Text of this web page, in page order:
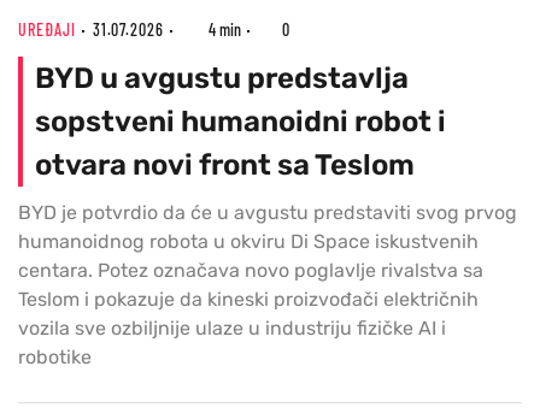
UREĐAJI 31.07.2026 4 min 0
BYD u avgustu predstavlja
sopstveni humanoidni robot i
otvara novi front sa Teslom
BYD je potvrdio da će u avgustu predstaviti svog prvog
humanoidnog robota u okviru Di Space iskustvenih
centara. Potez označava novo poglavlje rivalstva sa
Teslom i pokazuje da kineski proizvođači električnih
vozila sve ozbiljnije ulaze u industriju fizičke AI i
robotike